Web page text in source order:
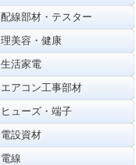
配線部材・テスター
理美容・健康
生活家電
エアコン工事部材
ヒューズ・端子
電設資材
電線